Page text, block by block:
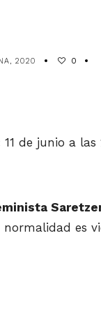
2020 0
11 de junio a
es